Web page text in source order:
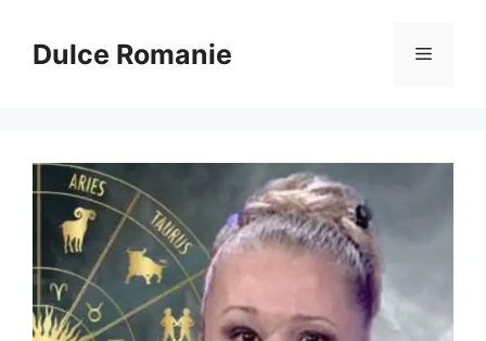
conținutDulce Romanie Meniu